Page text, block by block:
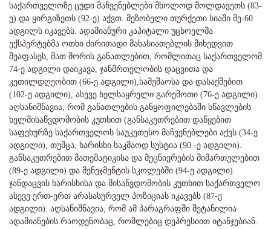
საქართველოზე ცუდი მაჩვენებლები მხოლოდ მოლდავეთს (83-
ე) და ყირგიზეთს (92-ე) აქვთ. მეზობელი თურქეთი სიაში მე-60
ადგილს იკავებს. ადამიანური კაპიტალი უცხოელმა
ექსპერტებმა ოთხი ძირითადი მახასიათებლის მიხედვით
შეაფასეს, მათ შორის განათლებით, რომლითაც საქართველომ
74-ე ადგილი დაიკავა, ჯანმრთელობის დაცვითა და
კეთილდღეობით (66-ე ადგილი),სამუშაოსა და დასაქმებით
(102-ე ადგილი), ასევე ხელსაყრელი გარემოთი (76-ე ადგილი).
აღსანიშნავია, რომ განათლების განყოფილებაში სწავლების
ხელმისაწვდომობის კუთხით (განსაკუთრებით დაწყებით
საფეხურზე საქართველოს საუკეთესო მაჩვენებლები აქვს (34-ე
ადგილი), თუმცა, ხარისხი საკმაოდ სუსტია (90 -ე ადგილი).
განსაკუთრებით მათემატიკისა და მეცნიერების მიმართულებით
(89-ე ადგილი) და მენეჯმენტის სკოლებში (94-ე ადგილი).
ჯანდაცვის ხარისხისა და მისაწვდომობის კუთხით საქართველო
ასევე ერთ-ერთ არასასურველ პოზიციას იკავებს (87-ე
ადგილი). აღსანიშნავია, რომ ამ პარაგრაფში შეტანილია
ადამიანების რაოდენობაც, რომლებიც დეპრესიით იტანჯებიან.